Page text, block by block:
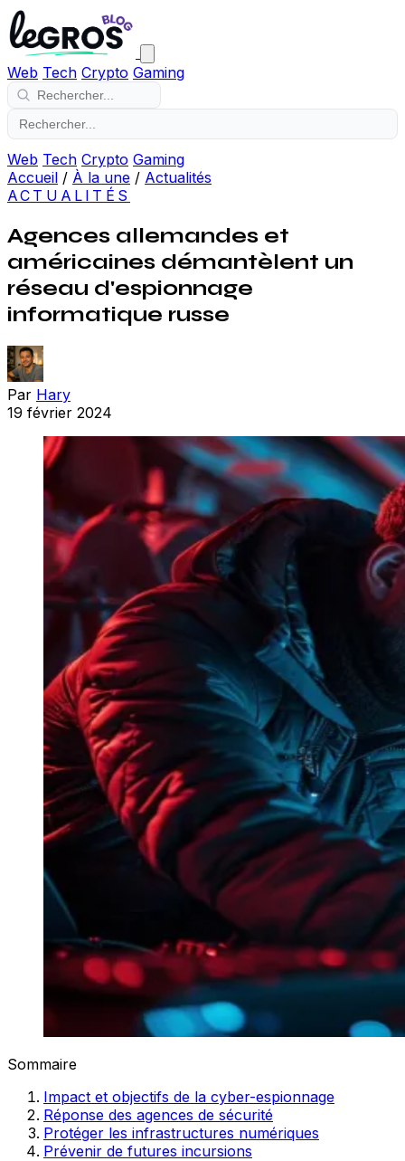
Web Tech Crypto Gaming
Web Tech Crypto Gaming
Accueil / À la une / Actualités
ACTUALITÉS
Agences allemandes et
américaines démantèlent un
réseau d'espionnage
informatique russe
Par Hary
19 février 2024
Sommaire
Impact et objectifs de la cyber-espionnage
Réponse des agences de sécurité
Protéger les infrastructures numériques
Prévenir de futures incursions